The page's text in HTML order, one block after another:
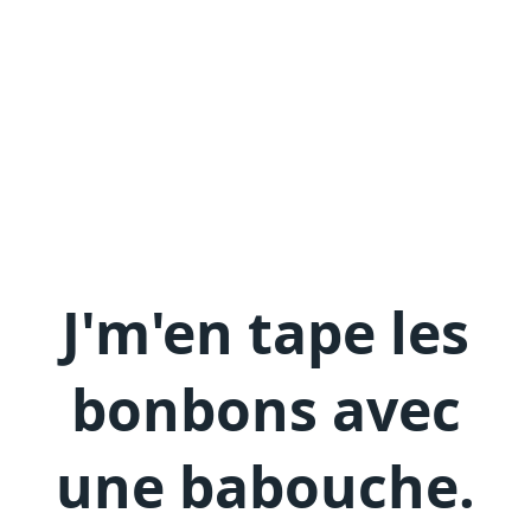
J'm'en tape les
bonbons avec
une babouche.